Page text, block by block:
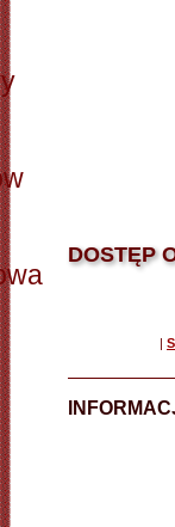
DOSTĘP
|